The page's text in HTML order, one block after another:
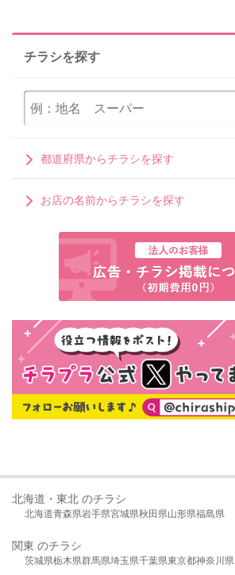
チラシを探す
都道府県からチラシを探す
お店の名前からチラシを探す
北海道・東北 のチラシ
北海道青森県岩手県宮城県秋田県山形県福島県
関東 のチラシ
茨城県栃木県群馬県埼玉県千葉県東京都神奈川県